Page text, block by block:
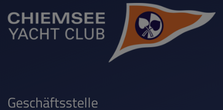
Geschäftsstelle